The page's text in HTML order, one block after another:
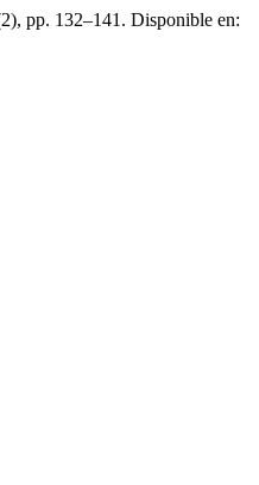
pp. 132–141. Disponible en: